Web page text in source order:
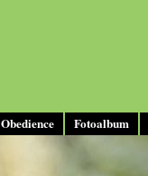
Obedience Fotoalbum